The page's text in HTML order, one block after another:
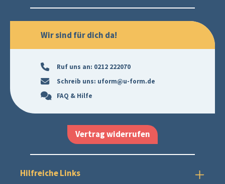
Wir sind für dich da!
Ruf uns an: 0212 222070
Schreib uns: uform@u-form.de
FAQ & Hilfe
Vertrag widerrufen
Hilfreiche Links